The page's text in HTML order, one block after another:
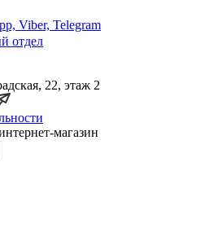
Viber, Telegram
отдел
22, этаж 2
магазин